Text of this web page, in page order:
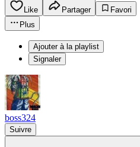
Like Partager
Favori
Plus
Ajouter à la playlist
Signaler
boss324
Suivre